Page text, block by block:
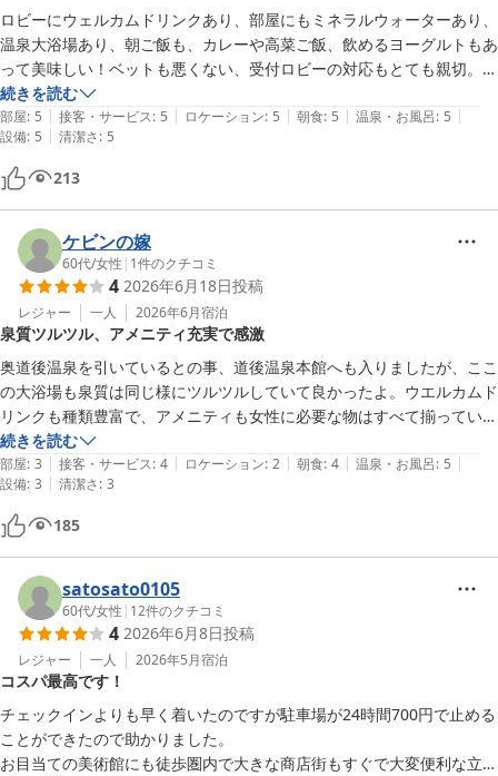
ロビーにウェルカムドリンクあり、部屋にもミネラルウォーターあり、
温泉大浴場あり、朝ご飯も、カレーや高菜ご飯、飲めるヨーグルトもあ
って美味しい！ベットも悪くない、受付ロビーの対応もとても親切。場
所も大街道の駅からすぐ。飲み屋街にも近い。私は色々全国を出張して
ますが、このホテルのコスパの良さは日本トップレベルです。本当にお
勧めです。
続きを読む
部屋: 5 | 接客・サービス: 5 | ロケーション: 5 | 朝食: 5 | 温泉・お風呂: 5 |
設備: 5 | 清潔さ: 5
213
ケビンの嫁
60代/女性 | 1件のクチコミ
4 2026年6月18日投稿
レジャー 一人 2026年6月宿泊
泉質ツルツル、アメニティ充実で感激
奥道後温泉を引いているとの事、道後温泉本館へも入りましたが、ここ
の大浴場も泉質は同じ様にツルツルしていて良かったよ。ウエルカムド
リンクも種類豊富で、アメニティも女性に必要な物はすべて揃ってい
て、フェイスパックシートまであって感激。
続きを読む
部屋: 3 | 接客・サービス: 4 | ロケーション: 2 | 朝食: 4 | 温泉・お風呂: 5 |
設備: 3 | 清潔さ: 3
185
satosato0105
60代/女性 | 12件のクチコミ
4 2026年6月8日投稿
レジャー 一人 2026年5月宿泊
コスパ最高です！
チェックインよりも早く着いたのですが駐車場が24時間700円で止める
ことができたので助かりました。
お目当ての美術館にも徒歩圏内で大きな商店街もすぐで大変便利な立地